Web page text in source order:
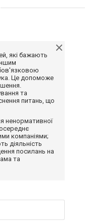
які бажають
Це допоможе
та
питань, що
ненормативної
компаніями;
діяльність
посилань на
та